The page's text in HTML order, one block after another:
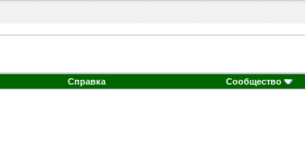
Справка Сообщество